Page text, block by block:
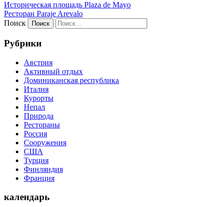
Историческая площадь Plaza de Mayo
Ресторан Paraje Arevalo
Поиск
Рубрики
Австрия
Активный отдых
Доминиканская республика
Италия
Курорты
Непал
Природа
Рестораны
Россия
Сооружения
США
Турция
Финляндия
Франция
календарь